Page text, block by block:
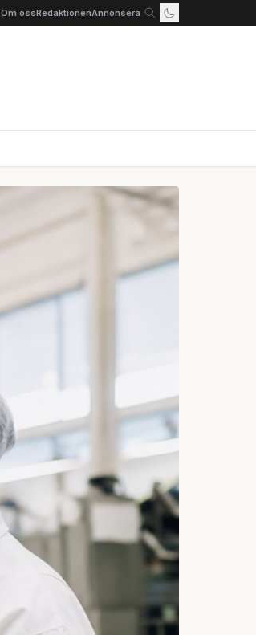
Om ossRedaktionenAnnonsera